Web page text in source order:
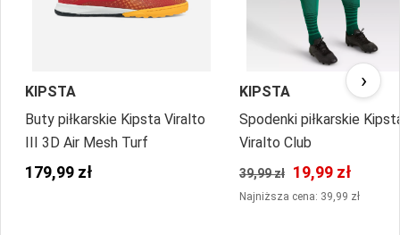
KIPSTA
Buty piłkarskie Kipsta Viralto
III 3D Air Mesh Turf
179,99 zł
KIPSTA
Spodenki piłkarskie
Viralto Club
39,99 zł 19,99 zł
Najniższa cena: 39,99 zł
›